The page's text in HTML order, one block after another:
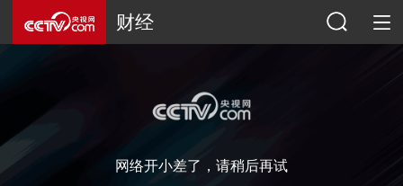
财经
网络开小差了，请稍后再试